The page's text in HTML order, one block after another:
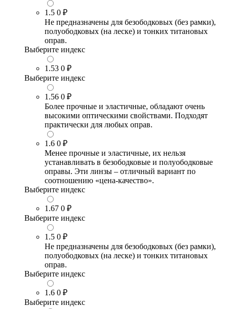
1.5 0 ₽
Не предназначены для безободковых (без рамки),
полуободковых (на леске) и тонких титановых
оправ.
Выберите индекс
1.53 0 ₽
Выберите индекс
1.56 0 ₽
Более прочные и эластичные, обладают очень
высокими оптическими свойствами. Подходят
практически для любых оправ.
1.6 0 ₽
Менее прочные и эластичные, их нельзя
устанавливать в безободковые и полуободковые
оправы. Эти линзы – отличный вариант по
соотношению «цена-качество».
Выберите индекс
1.67 0 ₽
Выберите индекс
1.5 0 ₽
Не предназначены для безободковых (без рамки),
полуободковых (на леске) и тонких титановых
оправ.
Выберите индекс
1.6 0 ₽
Выберите индекс